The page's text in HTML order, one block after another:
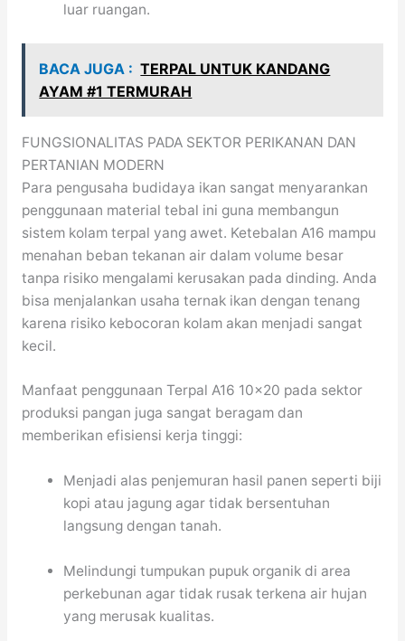
luar ruangan.
BACA JUGA : TERPAL UNTUK KANDANG
AYAM #1 TERMURAH
FUNGSIONALITAS PADA SEKTOR PERIKANAN DAN
PERTANIAN MODERN
Para pengusaha budidaya ikan sangat menyarankan
penggunaan material tebal ini guna membangun
sistem kolam terpal yang awet. Ketebalan A16 mampu
menahan beban tekanan air dalam volume besar
tanpa risiko mengalami kerusakan pada dinding. Anda
bisa menjalankan usaha ternak ikan dengan tenang
karena risiko kebocoran kolam akan menjadi sangat
kecil.
Manfaat penggunaan Terpal A16 10×20 pada sektor
produksi pangan juga sangat beragam dan
memberikan efisiensi kerja tinggi:
Menjadi alas penjemuran hasil panen seperti biji
kopi atau jagung agar tidak bersentuhan
langsung dengan tanah.
Melindungi tumpukan pupuk organik di area
perkebunan agar tidak rusak terkena air hujan
yang merusak kualitas.